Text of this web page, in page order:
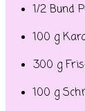
1/2 Bund
100 g
300 g
100 g